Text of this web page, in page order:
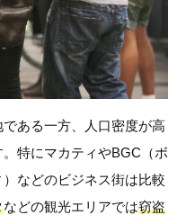
ある一方、人口密度が高
特にマカティやBGC（ボ
などのビジネス街は比較
などの観光エリアでは窃盗